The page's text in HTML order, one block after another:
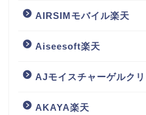
AIRSIMモバイル楽天
Aiseesoft楽天
AJモイスチャーゲルク
AKAYA楽天